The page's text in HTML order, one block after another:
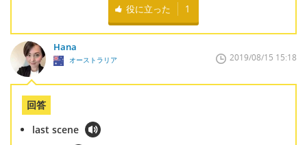
役に立った 1
Hana
オーストラリア 2019/08/15 15:18
回答
last scene